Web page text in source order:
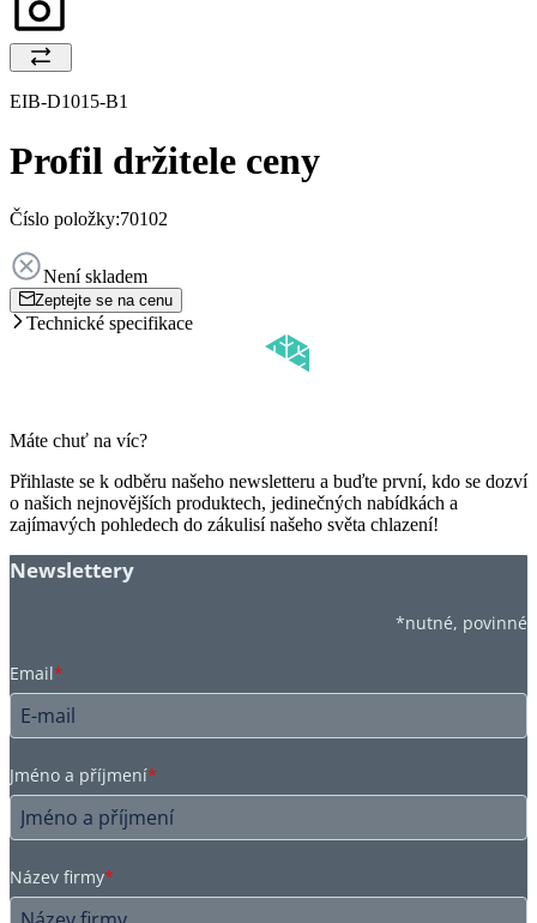
EIB-D1015-B1
Profil držitele ceny
Číslo položky:70102
Není skladem
Zeptejte se na cenu
Technické specifikace
Máte chuť na víc?
Přihlaste se k odběru našeho newsletteru a buďte první, kdo se dozví
o našich nejnovějších produktech, jedinečných nabídkách a
zajímavých pohledech do zákulisí našeho světa chlazení!
Newslettery
*nutné, povinné
Email*
Jméno a příjmení*
Název firmy*